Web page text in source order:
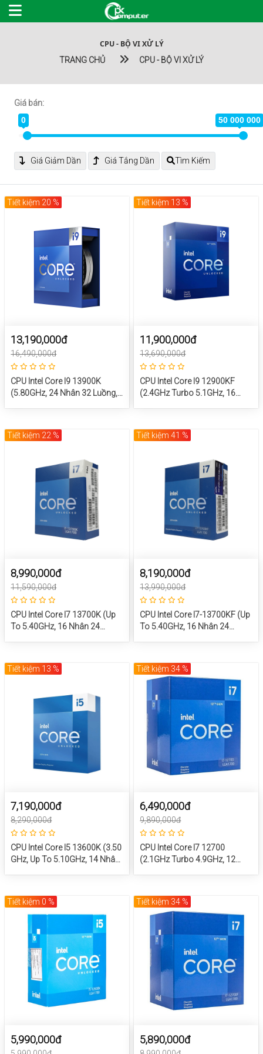
CPU - BỘ VI XỬ LÝ
TRANG CHỦ CPU - BỘ VI XỬ LÝ
Giá bán:
0
50 000 000
Giá Giảm Dần Giá Tắng Dần Tìm Kiếm
Tiết kiệm 20 %
13,190,000đ
16,490,000đ
CPU Intel Core I9 13900K
(5.80GHz, 24 Nhân 32 Luồng,
Tiết kiệm 13 %
11,900,000đ
13,690,000đ
CPU Intel Core I9 12900KF
(2.4GHz Turbo 5.1GHz, 16
Tiết kiệm 22 %
8,990,000đ
11,590,000đ
CPU Intel Core I7 13700K (Up
To 5.40GHz, 16 Nhân 24
Tiết kiệm 41 %
8,190,000đ
13,990,000đ
CPU Intel Core I7-13700KF (Up
To 5.40GHz, 16 Nhân 24
Tiết kiệm 13 %
7,190,000đ
8,290,000đ
CPU Intel Core I5 13600K (3.50
GHz, Up To 5.10GHz, 14 Nhân
Tiết kiệm 34 %
6,490,000đ
9,890,000đ
CPU Intel Core I7 12700
(2.1GHz Turbo 4.9GHz, 12
Tiết kiệm 0 %
5,990,000đ
Tiết kiệm 34 %
5,890,000đ